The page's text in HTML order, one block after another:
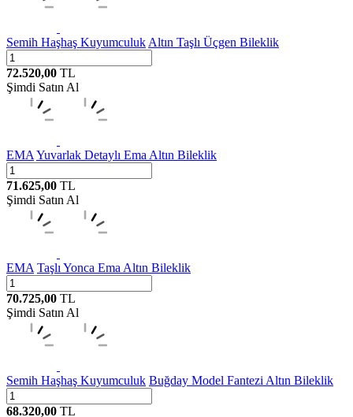
Semih Haşhaş Kuyumculuk Altın Taşlı Üçgen Bileklik
72.520,00 TL
Şimdi Satın Al
EMA Yuvarlak Detaylı Ema Altın Bileklik
71.625,00 TL
Şimdi Satın Al
EMA Taşlı Yonca Ema Altın Bileklik
70.725,00 TL
Şimdi Satın Al
Semih Haşhaş Kuyumculuk Buğday Model Fantezi Altın Bileklik
68.320,00 TL